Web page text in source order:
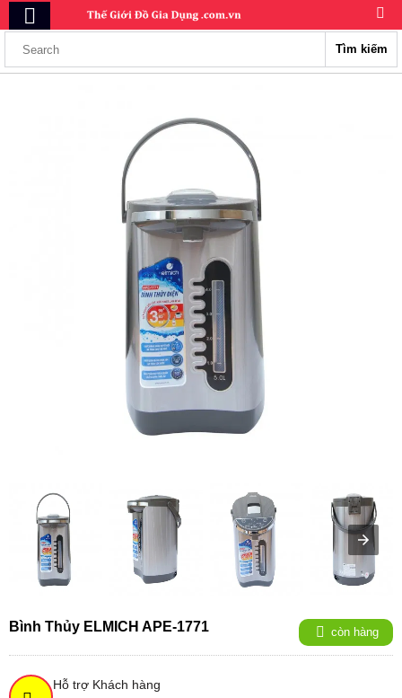
Tìm kiếm
Bình Thủy ELMICH APE-1771 còn hàng
Hỗ trợ Khách hàng